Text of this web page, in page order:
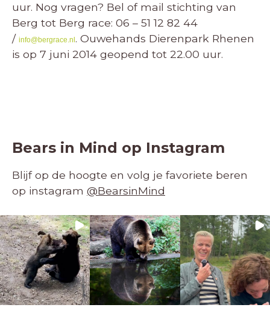
uur. Nog vragen? Bel of mail stichting van
Berg tot Berg race: 06 – 51 12 82 44
/ info@bergrace.nl . Ouwehands Dierenpark Rhenen
is op 7 juni 2014 geopend tot 22.00 uur.
Bears in Mind op Instagram
Blijf op de hoogte en volg je favoriete beren
op instagram @BearsinMind